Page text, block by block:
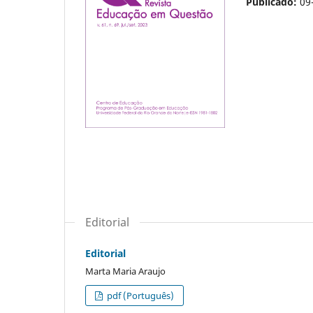
Editorial
Editorial
Marta Maria Araujo
pdf (Português)